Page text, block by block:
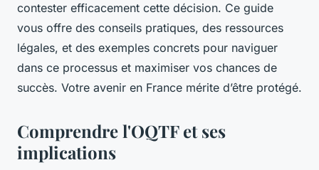
contester efficacement cette décision. Ce guide
vous offre des conseils pratiques, des ressources
légales, et des exemples concrets pour naviguer
dans ce processus et maximiser vos chances de
succès. Votre avenir en France mérite d’être protégé.
Comprendre l'OQTF et ses
implications